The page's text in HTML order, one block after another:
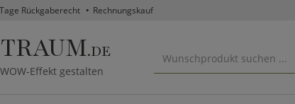
Rückgaberecht Rechnungskauf
.DE
Effekt gestalten